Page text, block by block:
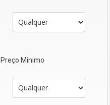
Preço Mínimo